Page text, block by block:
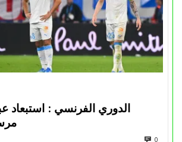
الدوري الفرنسي : استبعاد
0